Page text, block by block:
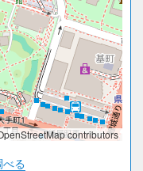
contributors
べる